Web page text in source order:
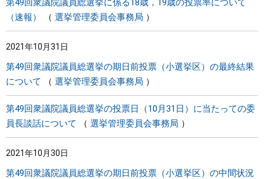
県政情報
第49回衆議院議員総選挙に係る18歳，19歳の投票率について
（速報）
選挙管理委員会事務局
2021年10月31日
第49回衆議院議員総選挙の期日前投票（小選挙区）の最終結果
について
選挙管理委員会事務局
第49回衆議院議員総選挙の投票日（10月31日）に当たっての委
員長談話について
選挙管理委員会事務局
2021年10月30日
第49回衆議院議員総選挙の期日前投票（小選挙区）の中間状況